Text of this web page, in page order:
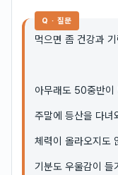
Q · 질문
먹으면 좀 건강과
아무래도 50중반이
주말에 등산을 다녀
체력이 올라오지도
기분도 우울감이 들